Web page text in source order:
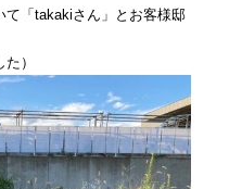
て「takakiさん」とお客様邸
）